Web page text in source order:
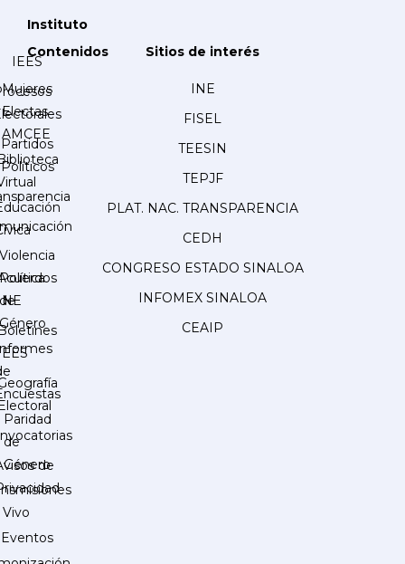
Instituto
IEES
Partidos
Políticos
de
Contenidos
Mujeres
Electas
AMCEE
Violencia
Política
de
Género
Paridad
de
Género
Eventos
Sitios de interés
INE
FISEL
TEESIN
TEPJF
PLAT. NAC. TRANSPARENCIA
CEDH
CONGRESO ESTADO SINALOA
INFOMEX SINALOA
CEAIP